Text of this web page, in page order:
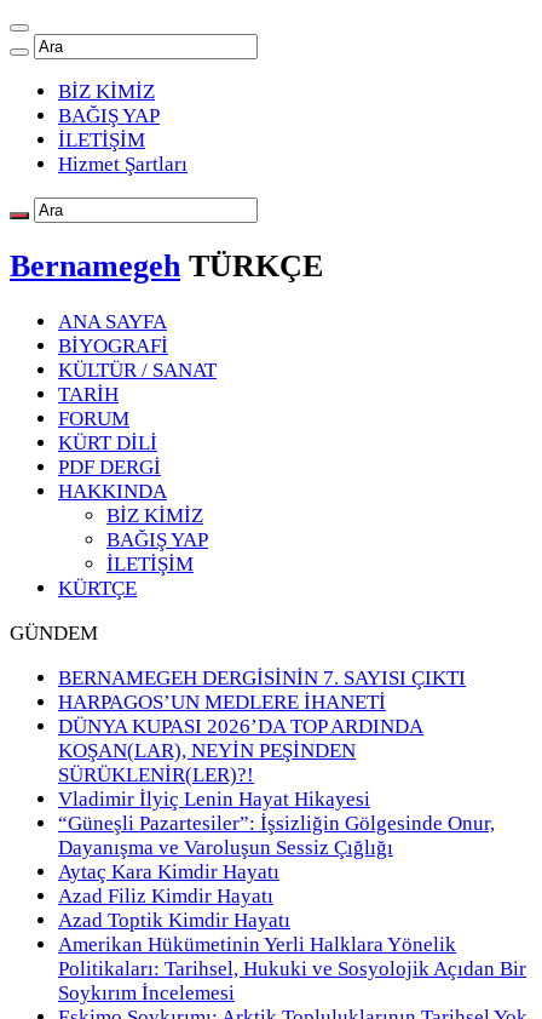
BİZ KİMİZ
BAĞIŞ YAP
İLETİŞİM
Hizmet Şartları
Bernamegeh TÜRKÇE
ANA SAYFA
BİYOGRAFİ
KÜLTÜR / SANAT
TARİH
FORUM
KÜRT DİLİ
PDF DERGİ
HAKKINDA
BİZ KİMİZ
BAĞIŞ YAP
İLETİŞİM
KÜRTÇE
GÜNDEM
BERNAMEGEH DERGİSİNİN 7. SAYISI ÇIKTI
HARPAGOS’UN MEDLERE İHANETİ
DÜNYA KUPASI 2026’DA TOP ARDINDA
KOŞAN(LAR), NEYİN PEŞİNDEN
SÜRÜKLENİR(LER)?!
Vladimir İlyiç Lenin Hayat Hikayesi
“Güneşli Pazartesiler”: İşsizliğin Gölgesinde Onur,
Dayanışma ve Varoluşun Sessiz Çığlığı
Aytaç Kara Kimdir Hayatı
Azad Filiz Kimdir Hayatı
Azad Toptik Kimdir Hayatı
Amerikan Hükümetinin Yerli Halklara Yönelik
Politikaları: Tarihsel, Hukuki ve Sosyolojik Açıdan Bir
Soykırım İncelemesi